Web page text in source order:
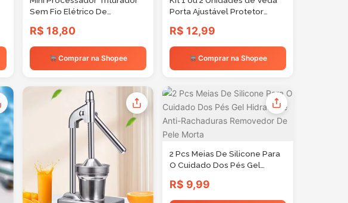
Sem Fio Elétrico De
Alho Gengibre 250ML
R$ 18,80
Comprar na Shopee
Porta Ajustável Protetor
90cm 100cm
R$ 12,99
Comprar na Shopee
2 Pcs Meias De Silicone Para
O Cuidado Dos Pés Gel
Removedor De Pele Morta
R$ 9,99